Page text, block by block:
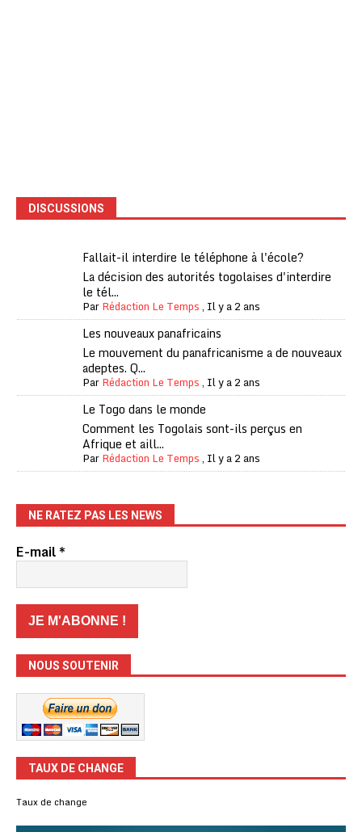
DISCUSSIONS
Fallait-il interdire le téléphone à l'école?
La décision des autorités togolaises d'interdire
le tél...
ParRédaction Le Temps, Il y a 2 ans
Les nouveaux panafricains
Le mouvement du panafricanisme a de nouveaux
adeptes. Q...
ParRédaction Le Temps, Il y a 2 ans
Le Togo dans le monde
Comment les Togolais sont-ils perçus en
Afrique et aill...
ParRédaction Le Temps, Il y a 2 ans
NE RATEZ PAS LES NEWS
E-mail*
NOUS SOUTENIR
TAUX DE CHANGE
Taux de change